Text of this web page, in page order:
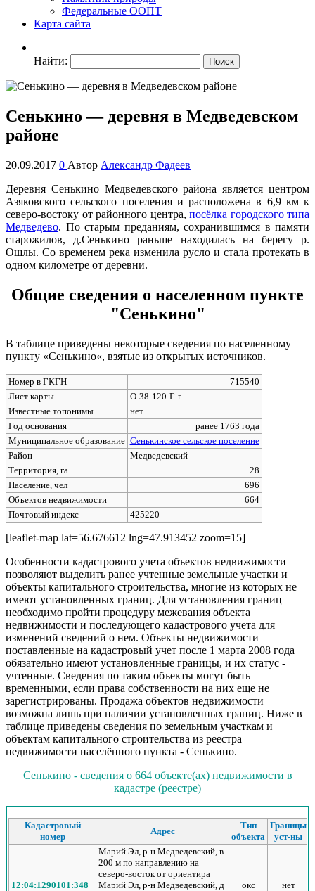
Федеральные ООПТ
Карта сайта
Найти:
Сенькино — деревня в Медведевском
районе
20.09.2017 0 Автор Александр Фадеев
Деревня Сенькино Медведевского района является центром
Азяковского сельского поселения и расположена в 6,9 км к
северо-востоку от районного центра, посёлка городского типа
Медведево. По старым преданиям, сохранившимся в памяти
старожилов, д.Сенькино раньше находилась на берегу р.
Ошлы. Со временем река изменила русло и стала протекать в
одном километре от деревни.
Общие сведения о населенном пункте
"Сенькино"
В таблице приведены некоторые сведения по населенному
пункту «Сенькино«, взятые из открытых источников.
Номер в ГКГН
715540
Лист карты
O-38-120-Г-г
Известные топонимы
нет
Год основания
ранее 1763 года
Муниципальное образование Сенькинское сельское поселение
Район
Медведевский
Территория, га
28
Население, чел
696
Объектов недвижимости
664
Почтовый индекс
425220
[leaflet-map lat=56.676612 lng=47.913452 zoom=15]
Особенности кадастрового учета объектов недвижимости
позволяют выделить ранее учтенные земельные участки и
объекты капитального строительства, многие из которых не
имеют установленных границ. Для установления границ
необходимо пройти процедуру межевания объекта
недвижимости и последующего кадастрового учета для
изменений сведений о нем. Объекты недвижимости
поставленные на кадастровый учет после 1 марта 2008 года
обязательно имеют установленные границы, и их статус -
учтенные. Сведения по таким объекты могут быть
временными, если права собственности на них еще не
зарегистрированы. Продажа объектов недвижимости
возможна лишь при наличии установленных границ. Ниже в
таблице приведены сведения по земельным участкам и
объектам капитального строительства из реестра
недвижимости населённого пункта - Сенькино.
Сенькино - сведения о 664 объекте(ах) недвижимости в
кадастре (реестре)
Кадастровый
номер
Адрес
Тип
объекта
Границы
уст-ны
12:04:1290101:348
Марий Эл, р-н Медведевский, в
200 м по направлению на
северо-восток от ориентира
Марий Эл, р-н Медведевский, д
окс нет